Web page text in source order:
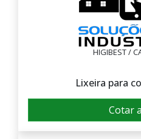
HIGIBEST /
Lixeira para
Cotar